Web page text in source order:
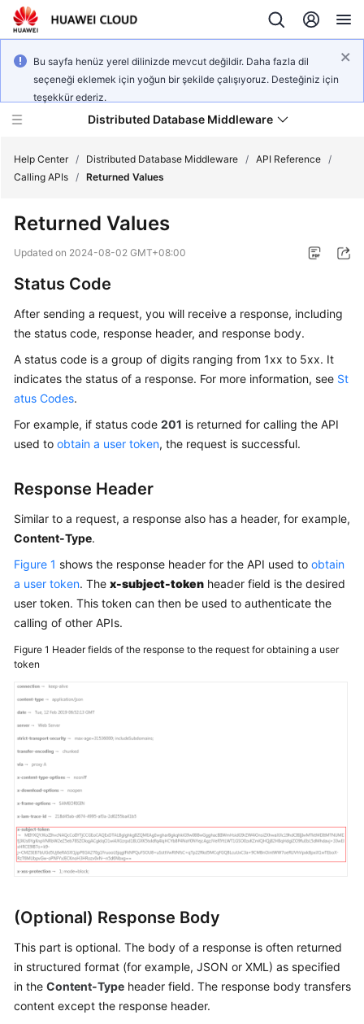
Bu sayfa henüz yerel dilinizde mevcut değildir. Daha fazla dil
seçeneği eklemek için yoğun bir şekilde çalışıyoruz. Desteğiniz için
teşekkür ederiz.
Distributed Database Middleware
New
Bulletin
Service
Overview
Billing
Started
Guide
API
Reference
SDK
Reference
Practices
Performance
White
Paper
FAQs
Videos
More
Documents
General
Reference
Glossary
Shared
Help Center / Distributed Database Middleware / API Reference /
Calling APIs / Returned Values
Returned Values
Updated on 2024-08-02 GMT+08:00
Status Code
After sending a request, you will receive a response, including
the status code, response header, and response body.
A status code is a group of digits ranging from 1xx to 5xx. It
indicates the status of a response. For more information, see St
atus Codes.
For example, if status code 201 is returned for calling the API
used to obtain a user token, the request is successful.
Response Header
Similar to a request, a response also has a header, for example,
Content-Type.
Figure 1 shows the response header for the API used to obtain
a user token. The x-subject-token header field is the desired
user token. This token can then be used to authenticate the
calling of other APIs.
Figure 1 Header fields of the response to the request for obtaining a user
token
(Optional) Response Body
This part is optional. The body of a response is often returned
in structured format (for example, JSON or XML) as specified
in the Content-Type header field. The response body transfers
content except the response header.